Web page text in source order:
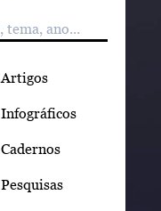
Artigos
Infográficos
Cadernos
Pesquisas